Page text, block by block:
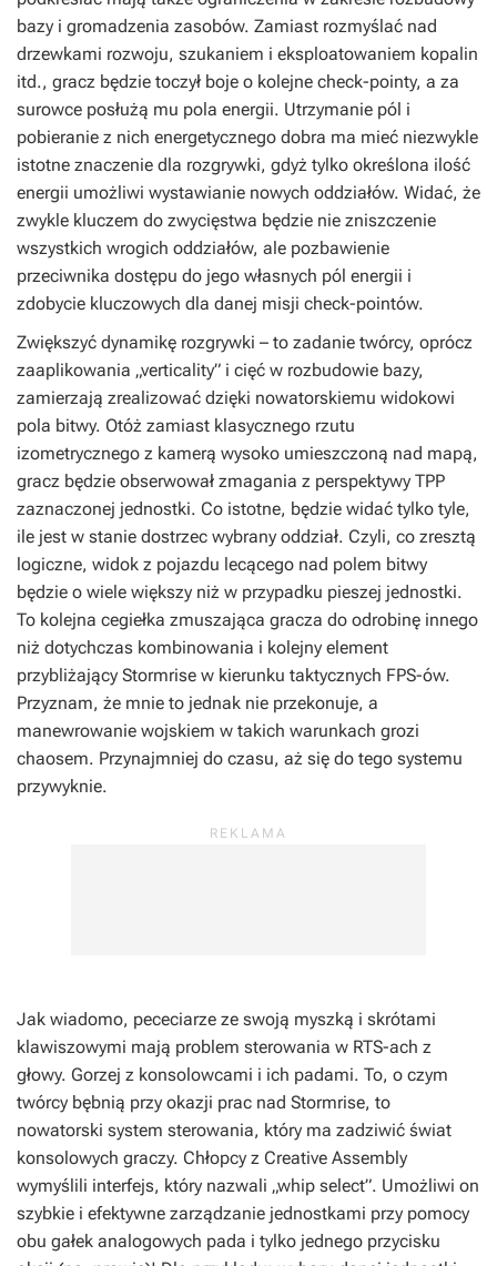
bazy i gromadzenia zasobów. Zamiast rozmyślać nad
drzewkami rozwoju, szukaniem i eksploatowaniem kopalin
itd., gracz będzie toczył boje o kolejne check-pointy, a za
surowce posłużą mu pola energii. Utrzymanie pól i
pobieranie z nich energetycznego dobra ma mieć niezwykle
istotne znaczenie dla rozgrywki, gdyż tylko określona ilość
energii umożliwi wystawianie nowych oddziałów. Widać, że
zwykle kluczem do zwycięstwa będzie nie zniszczenie
wszystkich wrogich oddziałów, ale pozbawienie
przeciwnika dostępu do jego własnych pól energii i
zdobycie kluczowych dla danej misji check-pointów.
Zwiększyć dynamikę rozgrywki – to zadanie twórcy, oprócz
zaaplikowania „verticality” i cięć w rozbudowie bazy,
zamierzają zrealizować dzięki nowatorskiemu widokowi
pola bitwy. Otóż zamiast klasycznego rzutu
izometrycznego z kamerą wysoko umieszczoną nad mapą,
gracz będzie obserwował zmagania z perspektywy TPP
zaznaczonej jednostki. Co istotne, będzie widać tylko tyle,
ile jest w stanie dostrzec wybrany oddział. Czyli, co zresztą
logiczne, widok z pojazdu lecącego nad polem bitwy
będzie o wiele większy niż w przypadku pieszej jednostki.
To kolejna cegiełka zmuszająca gracza do odrobinę innego
niż dotychczas kombinowania i kolejny element
przybliżający Stormrise w kierunku taktycznych FPS-ów.
Przyznam, że mnie to jednak nie przekonuje, a
manewrowanie wojskiem w takich warunkach grozi
chaosem. Przynajmniej do czasu, aż się do tego systemu
przywyknie.
Jak wiadomo, pececiarze ze swoją myszką i skrótami
klawiszowymi mają problem sterowania w RTS-ach z
głowy. Gorzej z konsolowcami i ich padami. To, o czym
twórcy bębnią przy okazji prac nad Stormrise, to
nowatorski system sterowania, który ma zadziwić świat
konsolowych graczy. Chłopcy z Creative Assembly
wymyślili interfejs, który nazwali „whip select”. Umożliwi on
szybkie i efektywne zarządzanie jednostkami przy pomocy
obu gałek analogowych pada i tylko jednego przycisku